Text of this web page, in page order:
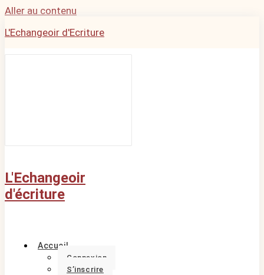
Aller au contenu
L'Echangeoir d'Ecriture
L'Echangeoir
d'écriture
Accueil
Connexion
S’inscrire